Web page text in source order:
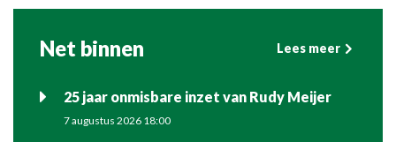
Net binnen Lees meer
25 jaar onmisbare inzet van Rudy Meijer
7 augustus 2026 18:00